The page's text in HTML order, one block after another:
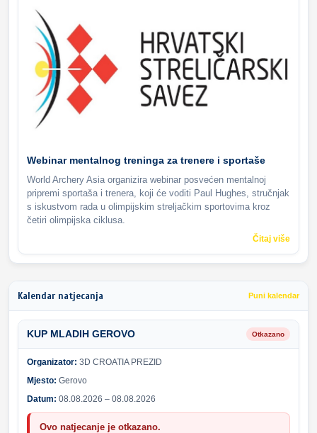
Webinar mentalnog treninga za trenere i sportaše
World Archery Asia organizira webinar posvećen mentalnoj
pripremi sportaša i trenera, koji će voditi Paul Hughes, stručnjak
s iskustvom rada u olimpijskim streljačkim sportovima kroz
četiri olimpijska ciklusa.
Čitaj više
Kalendar natjecanja Puni kalendar
KUP MLADIH GEROVO Otkazano
Organizator: 3D CROATIA PREZID
Mjesto: Gerovo
Datum: 08.08.2026 – 08.08.2026
Ovo natjecanje je otkazano.